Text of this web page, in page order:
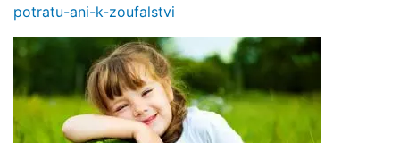
potratu-ani-k-zoufalstvi